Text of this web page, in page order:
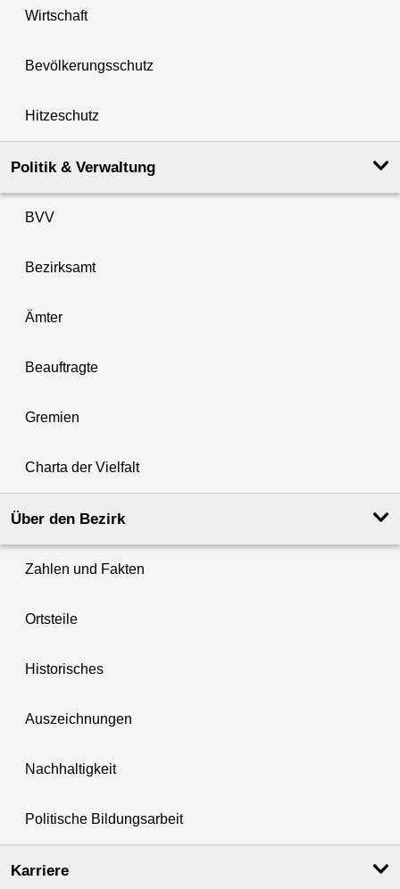
Wirtschaft
Bevölkerungsschutz
Hitzeschutz
Politik & Verwaltung
BVV
Bezirksamt
Ämter
Beauftragte
Gremien
Charta der Vielfalt
Über den Bezirk
Zahlen und Fakten
Ortsteile
Historisches
Auszeichnungen
Nachhaltigkeit
Politische Bildungsarbeit
Karriere